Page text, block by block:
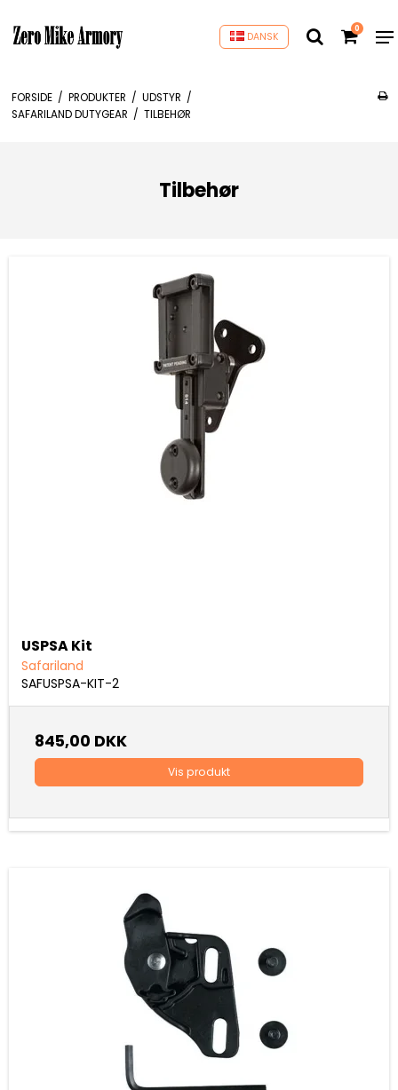
DANSK
0
FORSIDE / PRODUKTER / UDSTYR /
SAFARILAND DUTYGEAR / TILBEHØR
Tilbehør
USPSA Kit
Safariland
SAFUSPSA-KIT-2
845,00 DKK
Vis produkt